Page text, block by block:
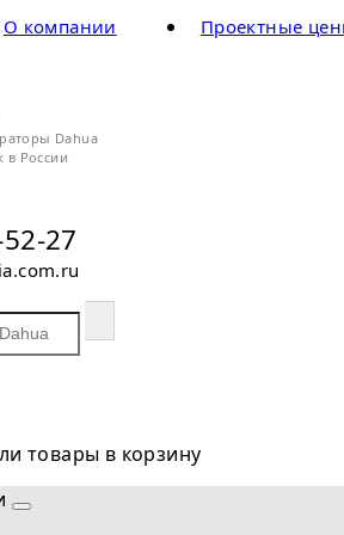
Проектные
О компании
Dahua
России
27
товары в корзину